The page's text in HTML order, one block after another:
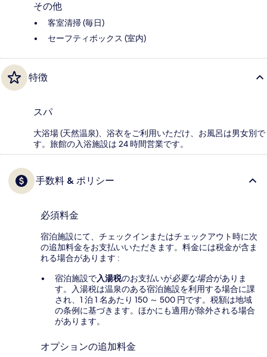
その他
客室清掃 (毎日)
セーフティボックス (室内)
特徴
スパ
大浴場 (天然温泉)、浴衣をご利用いただけ、お風呂は男女別で
す。旅館の入浴施設は 24 時間営業です。
手数料 & ポリシー
必須料金
宿泊施設にて、チェックインまたはチェックアウト時に次
の追加料金をお支払いいただきます。料金には税金が含ま
れる場合があります :
宿泊施設で入湯税のお支払いが必要な場合がありま
す。入湯税は温泉のある宿泊施設を利用する場合に課
され、1 泊 1 名あたり 150 ～ 500 円です。税額は地域
の条例に基づきます。ほかにも適用が除外される場合
があります。
オプションの追加料金